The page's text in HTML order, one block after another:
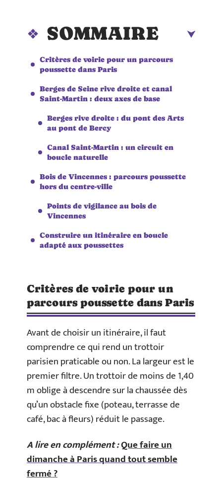
SOMMAIRE
Critères de voirie pour un parcours
poussette dans Paris
Berges de Seine rive droite et canal
Saint-Martin : deux axes de base
Berges rive droite : du pont des Arts
au pont de Bercy
Canal Saint-Martin : un circuit en
boucle naturelle
Bois de Vincennes : parcours poussette
hors du centre-ville
Points de vigilance au bois de
Vincennes
Construire un itinéraire en boucle
adapté aux poussettes
Critères de voirie pour un
parcours poussette dans Paris
Avant de choisir un itinéraire, il faut
comprendre ce qui rend un trottoir
parisien praticable ou non. La largeur est le
premier filtre. Un trottoir de moins de 1,40
m oblige à descendre sur la chaussée dès
qu’un obstacle fixe (poteau, terrasse de
café, bac à fleurs) réduit le passage.
A lire en complément :Que faire un
dimanche à Paris quand tout semble
fermé ?